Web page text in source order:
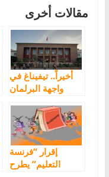
مقالات أخرى
أخيراً.. تيفيناغ في
واجهة البرلمان
إقرار “فرنسة
التعليم” يطرح